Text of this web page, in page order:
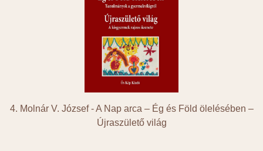
4. Molnár V. József -A Nap arca – Ég és Föld ölelésében –
Újraszülető világ